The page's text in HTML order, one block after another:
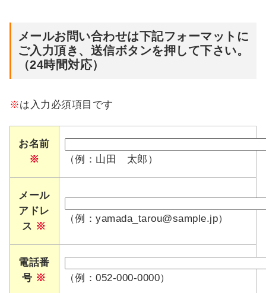
メールお問い合わせは下記フォーマットに
ご入力頂き、送信ボタンを押して下さい。
（24時間対応）
※は入力必須項目です
お名前
※
（例：山田 太郎）
メール
アドレ
ス ※
（例：yamada_tarou@sample.jp）
電話番
号 ※ （例：052-000-0000）